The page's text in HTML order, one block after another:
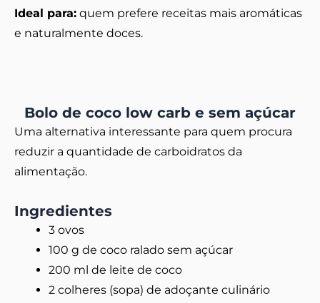
Ideal para: quem prefere receitas mais aromáticas
e naturalmente doces.
Bolo de coco low carb e sem açúcar
Uma alternativa interessante para quem procura
reduzir a quantidade de carboidratos da
alimentação.
Ingredientes
3 ovos
100 g de coco ralado sem açúcar
200 ml de leite de coco
2 colheres (sopa) de adoçante culinário